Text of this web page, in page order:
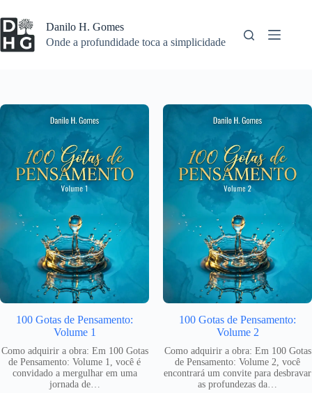
para
o
conteúdo
Danilo H. Gomes
Onde a profundidade toca a simplicidade
100 Gotas de Pensamento:
Volume 1
Como adquirir a obra: Em 100 Gotas
de Pensamento: Volume 1, você é
convidado a mergulhar em uma
jornada de…
100 Gotas de Pensamento:
Volume 2
Como adquirir a obra: Em 100 Gotas
de Pensamento: Volume 2, você
encontrará um convite para desbravar
as profundezas da…